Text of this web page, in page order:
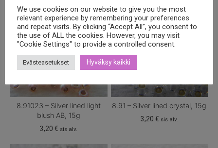
8.91023 – Silver lined light
blush AB, 15g
3,20€ sis alv.
8.91 – Silver lined crystal, 15g
3,20 € sis alv.
We use cookies on our website to give you the most
relevant experience by remembering your preferences
and repeat visits. By clicking “Accept All”, you consent to
the use of ALL the cookies. However, you may visit
"Cookie Settings" to provide a controlled consent.
Evästeasetukset Hyväksy kaikki